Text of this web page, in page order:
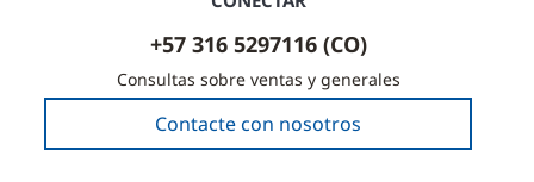
+57 316 5297116 (CO)
Consultas sobre ventas y generales
Contacte con nosotros